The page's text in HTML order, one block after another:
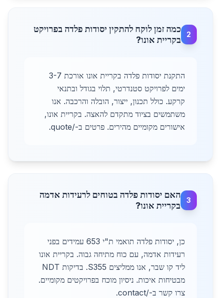
2
כמה זמן לוקח להתקין יסודות פלדה בפרויקט
בקריית אונו?
התקנת יסודות פלדה בקריית אונו אורכת 3-7
ימים לפרויקט סטנדרטי, תלוי בגודל ובתנאי
קרקע. כולל תכנון, ייצור, הובלה והרכבה. אנו
משתמשים בציוד מתקדם להאצה. בקריית אונו,
אישורים מקומיים מהירים. פרטים ב-/quote.
3
האם יסודות פלדה בטוחים לרעידות אדמה
בקריית אונו?
כן, יסודות פלדה תואמי ת"י 653 עמידים בפני
רעידות אדמה, עם כוח מתיחה גבוה. בקריית אונו
ליד קו שבר, אנו ממליצים S355. בדיקות NDT
מבטיחות איכות. ניסיון מוכח בפרויקטים מקומיים.
צרו קשר ב-/contact.